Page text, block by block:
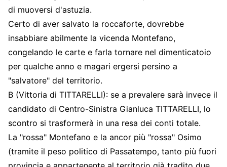
di muoversi d'astuzia.
Certo di aver salvato la roccaforte, dovrebbe
insabbiare abilmente la vicenda Montefano,
congelando le carte e farla tornare nel dimenticatoio
per qualche anno e magari ergersi persino a
"salvatore" del territorio.
B (Vittoria di TITTARELLI): se a prevalere sarà invece il
candidato di Centro-Sinistra Gianluca TITTARELLI, lo
scontro si trasformerà in una resa dei conti totale.
La "rossa" Montefano e la ancor più "rossa" Osimo
(tramite il peso politico di Passatempo, tanto più fuori